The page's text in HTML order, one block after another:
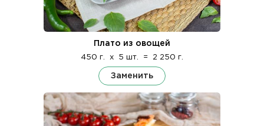
Плато из овощей
450 г. x 5 шт. = 2 250 г.
Заменить